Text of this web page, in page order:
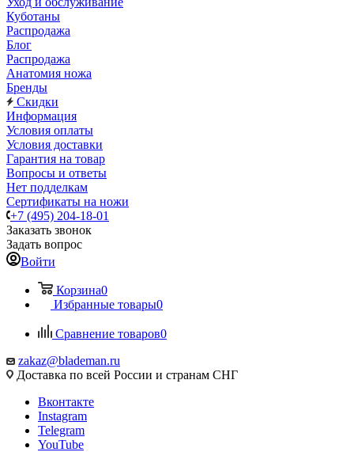
Куботаны
Распродажа
Блог
Распродажа
Анатомия ножа
Бренды
Скидки
Информация
Условия оплаты
Условия доставки
Гарантия на товар
Вопросы и ответы
Нет подделкам
Сертификаты на ножи
+7 (495) 204-18-01
Заказать звонок
Задать вопрос
Войти
Корзина0
Избранные товары0
Сравнение товаров0
zakaz@blademan.ru
Доставка по всей России и странам СНГ
Вконтакте
Instagram
Telegram
YouTube